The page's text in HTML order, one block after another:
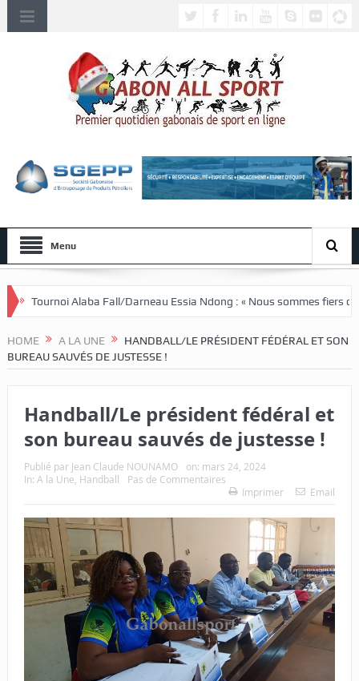
Menu
Darneau Essia Ndong : « Nous sommes fiers du parcours de nos
HOME A LA UNE
HANDBALL/LE PRÉSIDENT FÉDÉRAL ET SON
BUREAU SAUVÉS DE JUSTESSE !
Handball/Le président fédéral et
son bureau sauvés de justesse !
Publié par Jean Claude NOUNAMO on: mars 24, 2024
In: A la Une Handball
Pas de Commentaires
Imprimer
Email